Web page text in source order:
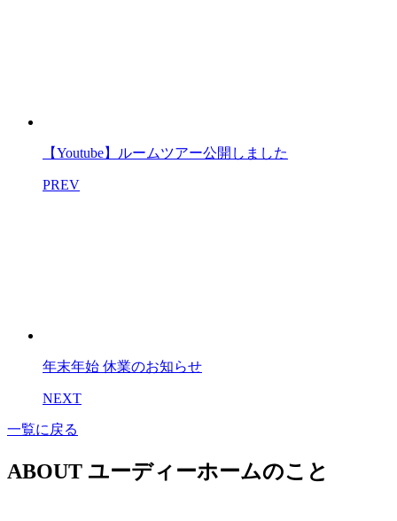
【Youtube】ルームツアー公開しました
PREV
年末年始 休業のお知らせ
NEXT
一覧に戻る
ABOUT ユーディーホームのこと